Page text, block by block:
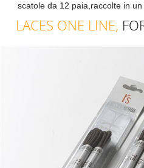
scatole da 12 paia,raccolte in
LACES ONE LINE,